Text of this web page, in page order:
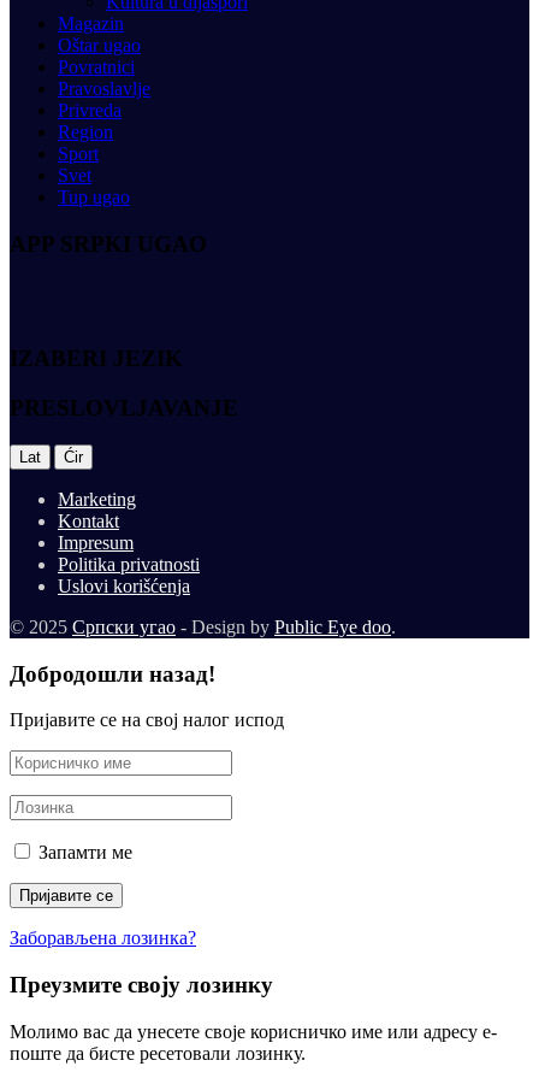
Magazin
Oštar ugao
Povratnici
Pravoslavlje
Privreda
Region
Sport
Svet
Tup ugao
APP SRPKI UGAO
IZABERI JEZIK
PRESLOVLJAVANJE
Lat | Ćir
Marketing
Kontakt
Impresum
Politika privatnosti
Uslovi korišćenja
© 2025 Српски угао - Design by Public Eye doo.
Добродошли назад!
Пријавите се на свој налог испод
Запамти ме
Заборављена лозинка?
Преузмите своју лозинку
Молимо вас да унесете своје корисничко име или адресу е-
поште да бисте ресетовали лозинку.